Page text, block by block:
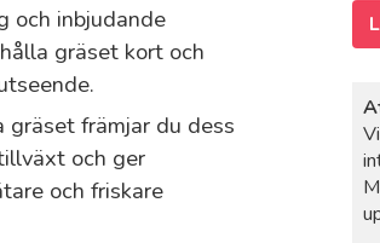
och inbjudande
gräset kort och
främjar du dess
och ger
och friskare